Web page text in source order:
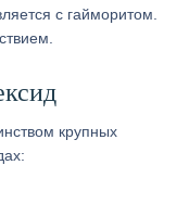
с гайморитом.
крупных